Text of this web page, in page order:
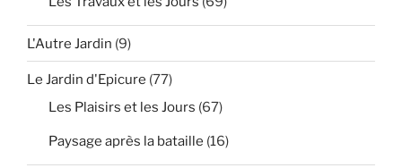
L'Autre Jardin (9)
Le Jardin d'Epicure (77)
Les Plaisirs et les Jours (67)
Paysage après la bataille (16)